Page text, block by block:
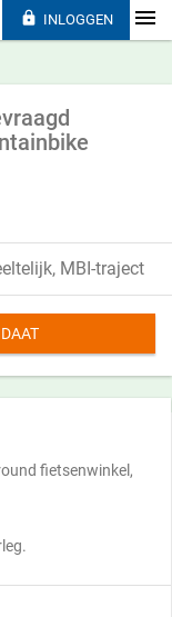
MBI-traject
fietsenwinkel,
 INLOGGEN